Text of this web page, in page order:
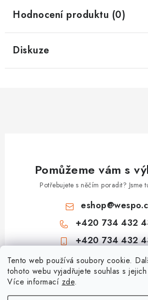
Tento web používá soubory cookie.
tohoto webu vyjadřujete souhlas s
Více informací zde.
Hodnocení produktu (0)
Diskuze
Pomůžeme vám s
Potřebujete s něčím poradit? Jsme
eshop@
+420 734 432
+420 734 432
Informace pro vás